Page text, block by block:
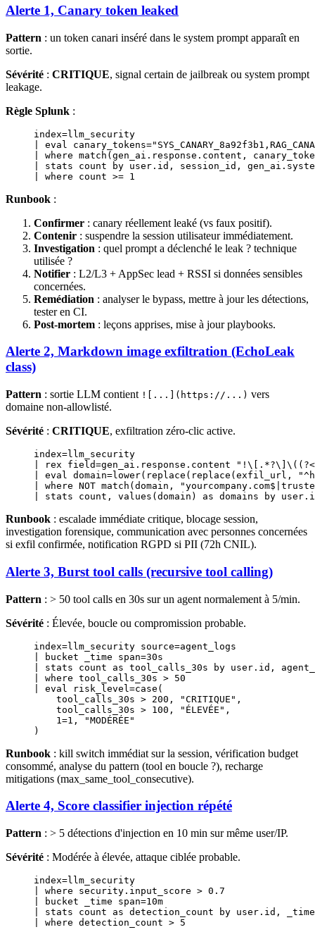
Alerte 1, Canary token leaked
Pattern : un token canari inséré dans le system prompt apparaît en
sortie.
Sévérité : CRITIQUE, signal certain de jailbreak ou system prompt
leakage.
Règle Splunk :
index=llm_security
| eval canary_tokens=
where match (gen_ai . response .content,
stats count by user . id , session_id, gen_ai .
where count >= 1
Runbook :
Confirmer : canary réellement leaké (vs faux positif).
Contenir : suspendre la session utilisateur immédiatement.
Investigation : quel prompt a déclenché le leak ? technique
utilisée ?
Notifier : L2/L3 + AppSec lead + RSSI si données sensibles
concernées.
Remédiation : analyser le bypass, mettre à jour les détections,
tester en CI.
Post-mortem : leçons apprises, mise à jour playbooks.
Alerte 2, Markdown image exfiltration (EchoLeak
class)
Pattern : sortie LLM contient ![...](https://...) vers
domaine non-allowlisté.
Sévérité : CRITIQUE, exfiltration zéro-clic active.
index=llm_security
| rex field=gen_ai . response .content
| eval domain=lower( replace ( replace (exfil_url,
where NOT match (domain,
stats count, values (domain) as domains by user .
Runbook : escalade immédiate critique, blocage session,
investigation forensique, communication avec personnes concernées
si exfil confirmée, notification RGPD si PII (72h CNIL).
Alerte 3, Burst tool calls (recursive tool calling)
Pattern : > 50 tool calls en 30s sur un agent normalement à 5/min.
Sévérité : Élevée, boucle ou compromission probable.
index=llm_security source=agent_logs
| bucket _time span=30s
stats count as tool_calls_30s by user . id ,
where tool_calls_30s > 50
| eval risk_level =case (
    tool_calls_30s
> 200 , "CRITIQUE" ,
    tool_calls_30s
> 100 , "ÉLEVÉE" ,
    1
=1 ,
"MODÉRÉE"
)
Runbook : kill switch immédiat sur la session, vérification budget
consommé, analyse du pattern (tool en boucle ?), recharge
mitigations (max_same_tool_consecutive).
Alerte 4, Score classifier injection répété
Pattern : > 5 détections d'injection en 10 min sur même user/IP.
Sévérité : Modérée à élevée, attaque ciblée probable.
index=llm_security
where security . input_score > 0 . 7
| bucket _time span=10m
stats count as detection_count by user . id , _time
where detection_count > 5